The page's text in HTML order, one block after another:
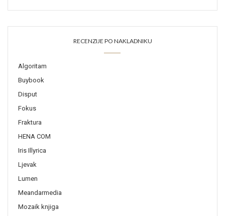
RECENZIJE PO NAKLADNIKU
Algoritam
Buybook
Disput
Fokus
Fraktura
HENA COM
Iris Illyrica
Ljevak
Lumen
Meandarmedia
Mozaik knjiga